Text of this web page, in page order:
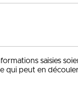
saisies
qui peut en